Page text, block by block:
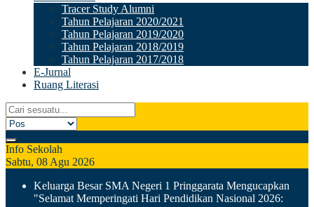
Tracer Study Alumni
Tahun Pelajaran 2020/2021
Tahun Pelajaran 2019/2020
Tahun Pelajaran 2018/2019
Tahun Pelajaran 2017/2018
E-Jurnal
Ruang Literasi
Info Sekolah
Sabtu, 08 Agu 2026
Keluarga Besar SMA Negeri 1 Pringgarata Mengucapkan
"Selamat Memperingati Hari Pendidikan Nasional 2026: